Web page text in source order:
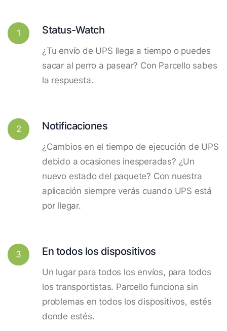
1 Status-Watch
¿Tu envío de UPS llega a tiempo o puedes
sacar al perro a pasear? Con Parcello sabes
la respuesta.
2 Notificaciones
¿Cambios en el tiempo de ejecución de UPS
debido a ocasiones inesperadas? ¿Un
nuevo estado del paquete? Con nuestra
aplicación siempre verás cuando UPS está
por llegar.
3 En todos los dispositivos
Un lugar para todos los envíos, para todos
los transportistas. Parcello funciona sin
problemas en todos los dispositivos, estés
donde estés.